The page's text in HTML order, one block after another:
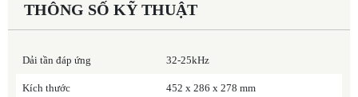
THÔNG SỐ KỸ THUẬT
Dải tần đáp ứng 32-25kHz
Kích thước 452 x 286 x 278 mm